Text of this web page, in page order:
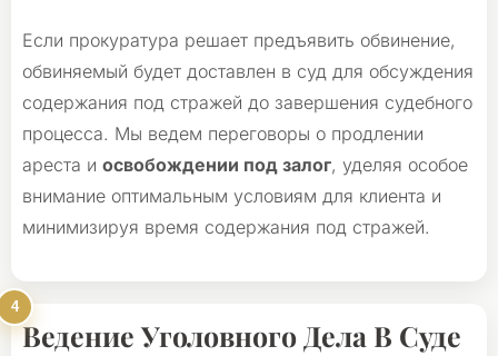
Если прокуратура решает предъявить обвинение,
обвиняемый будет доставлен в суд для обсуждения
содержания под стражей до завершения судебного
процесса. Мы ведем переговоры о продлении
ареста и освобождении под залог, уделяя особое
внимание оптимальным условиям для клиента и
минимизируя время содержания под стражей.
Ведение Уголовного Дела В Суде